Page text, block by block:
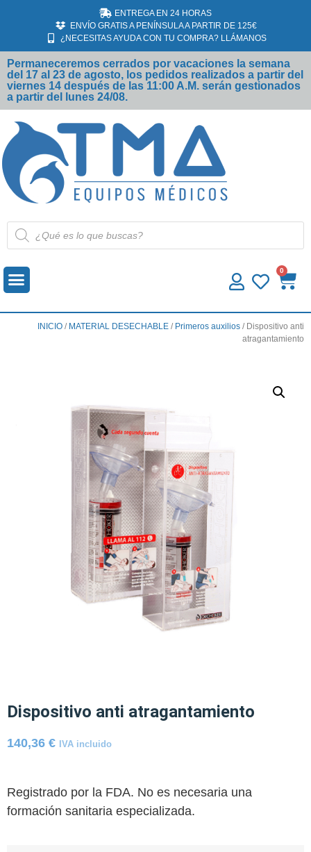
ENTREGA EN 24 HORAS
ENVÍO GRATIS A PENÍNSULA A PARTIR DE 125€
¿NECESITAS AYUDA CON TU COMPRA? LLÁMANOS
Permaneceremos cerrados por vacaciones la semana
del 17 al 23 de agosto, los pedidos realizados a partir del
viernes 14 después de las 11:00 A.M. serán gestionados
a partir del lunes 24/08.
0
INICIO / MATERIAL DESECHABLE / Primeros auxilios / Dispositivo anti
atragantamiento
Dispositivo anti atragantamiento
140,36 € IVA incluido
Registrado por la FDA. No es necesaria una
formación sanitaria especializada.